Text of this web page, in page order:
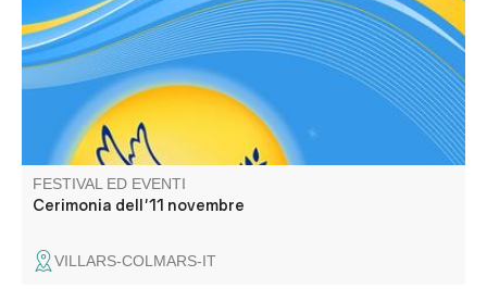
FESTIVAL ED EVENTI
Cerimonia dell'11 novembre
VILLARS-COLMARS-IT